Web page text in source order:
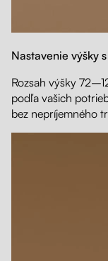
Nastavenie výšky
Rozsah výšky
podľa vašich
bez nepríjemného